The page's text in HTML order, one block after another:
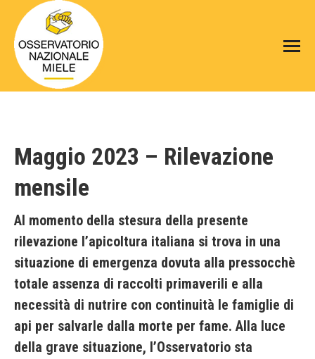
Maggio 2023 – Rilevazione
mensile
Al momento della stesura della presente
rilevazione l’apicoltura italiana si trova in una
situazione di emergenza dovuta alla pressocchè
totale assenza di raccolti primaverili e alla
necessità di nutrire con continuità le famiglie di
api per salvarle dalla morte per fame. Alla luce
della grave situazione, l’Osservatorio sta